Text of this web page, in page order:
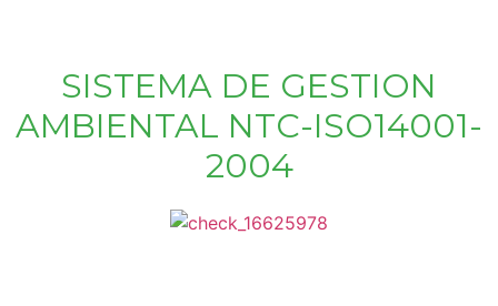
SISTEMA DE GESTION
AMBIENTAL NTC-ISO14001-
2004